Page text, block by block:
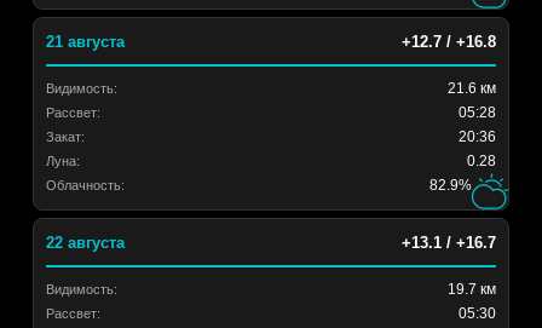
21 августа +12.7 / +16.8
Видимость: 21.6 км
Рассвет: 05:28
Закат: 20:36
Луна: 0.28
Облачность: 82.9%
22 августа +13.1 / +16.7
Видимость: 19.7 км
Рассвет: 05:30